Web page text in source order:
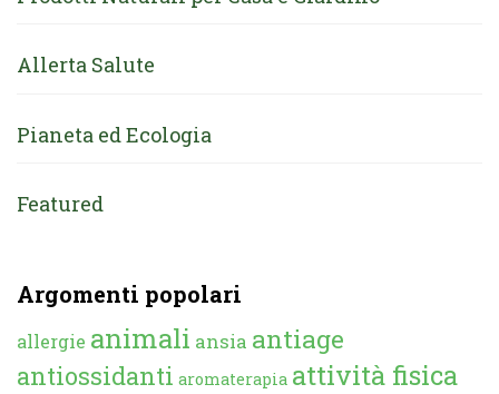
Allerta Salute
Pianeta ed Ecologia
Featured
Argomenti popolari
allergie animali ansia antiage
antiossidanti aromaterapia attività fisica